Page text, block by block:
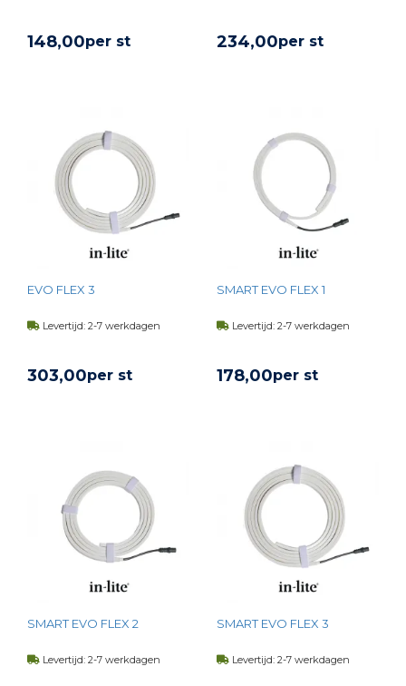
148,00per st 234,00per st
EVO FLEX 3
Levertijd: 2-7 werkdagen
303,00per st
SMART EVO FLEX 1
Levertijd: 2-7 werkdagen
178,00per st
SMART EVO FLEX 2
Levertijd: 2-7 werkdagen
SMART EVO FLEX 3
Levertijd: 2-7 werkdagen